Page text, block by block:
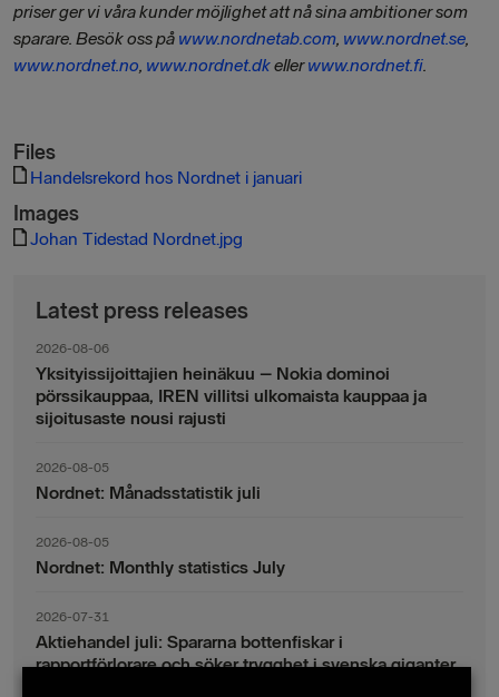
priser ger vi våra kunder möjlighet att nå sina ambitioner som
sparare. Besök oss på www.nordnetab.com, www.nordnet.se,
www.nordnet.no, www.nordnet.dkellerwww.nordnet.fi.
Files
Handelsrekord hos Nordnet i januari
Images
Johan Tidestad Nordnet.jpg
Latest press releases
2026-08-06
Yksityissijoittajien heinäkuu – Nokia dominoi
pörssikauppaa, IREN villitsi ulkomaista kauppaa ja
sijoitusaste nousi rajusti
2026-08-05
Nordnet: Månadsstatistik juli
2026-08-05
Nordnet: Monthly statistics July
2026-07-31
Aktiehandel juli: Spararna bottenfiskar i
rapportförlorare och söker trygghet i svenska giganter